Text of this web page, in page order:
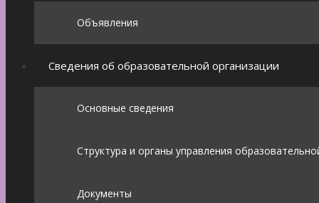
Объявления
Сведения об образовательной организации
Основные сведения
Структура и органы управления
Документы